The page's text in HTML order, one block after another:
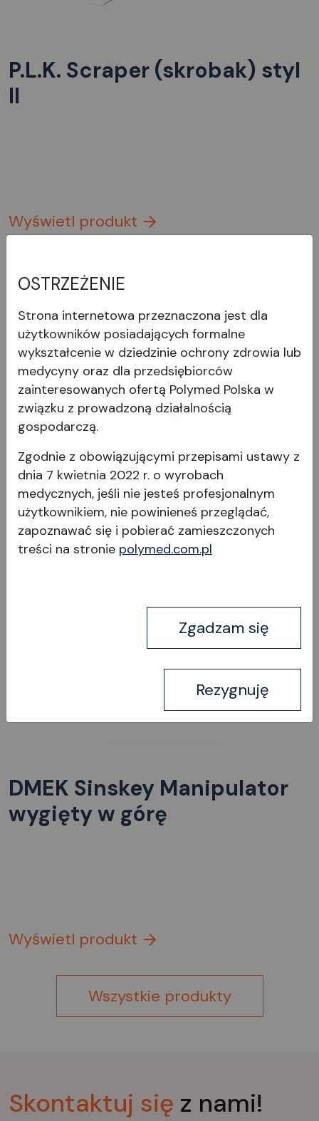
P.L.K. Scraper (skrobak) styl
II
Wyświetl produkt
P.L.K. Scraper (skrobak) styl
DMEK Sinskey Manipulator
wygięty w górę
Wyświetl produkt
Wszystkie produkty
Skontaktuj się z nami!
OSTRZEŻENIE
Strona internetowa przeznaczona jest dla
użytkowników posiadających formalne
wykształcenie w dziedzinie ochrony zdrowia lub
medycyny oraz dla przedsiębiorców
zainteresowanych ofertą Polymed Polska w
związku z prowadzoną działalnością
gospodarczą.
Zgodnie z obowiązującymi przepisami ustawy z
dnia 7 kwietnia 2022 r. o wyrobach
medycznych, jeśli nie jesteś profesjonalnym
użytkownikiem, nie powinieneś przeglądać,
zapoznawać się i pobierać zamieszczonych
treści na stronie polymed.com.pl
Zgadzam się
Rezygnuję